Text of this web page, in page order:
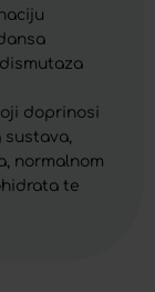
doprinosi
normalnom
te